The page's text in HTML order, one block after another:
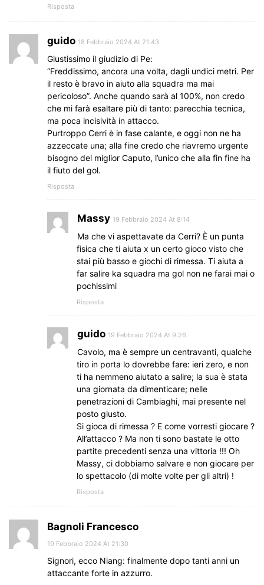
Risposta
guido 18 Febbraio 2024 At 21:43
Giustissimo il giudizio di Pe:
“Freddissimo, ancora una volta, dagli undici metri. Per
il resto è bravo in aiuto alla squadra ma mai
pericoloso”. Anche quando sarà al 100%, non credo
che mi farà esaltare più di tanto: parecchia tecnica,
ma poca incisività in attacco.
Purtroppo Cerri è in fase calante, e oggi non ne ha
azzeccate una; alla fine credo che riavremo urgente
bisogno del miglior Caputo, l’unico che alla fin fine ha
il fiuto del gol.
Risposta
Massy 19 Febbraio 2024 At 8:14
Ma che vi aspettavate da Cerri? È un punta
fisica che ti aiuta x un certo gioco visto che
stai più basso e giochi di rimessa. Ti aiuta a
far salire ka squadra ma gol non ne farai mai o
pochissimi
Risposta
guido 19 Febbraio 2024 At 9:26
Cavolo, ma è sempre un centravanti, qualche
tiro in porta lo dovrebbe fare: ieri zero, e non
ti ha nemmeno aiutato a salire; la sua è stata
una giornata da dimenticare; nelle
penetrazioni di Cambiaghi, mai presente nel
posto giusto.
Si gioca di rimessa ? E come vorresti giocare ?
All’attacco ? Ma non ti sono bastate le otto
partite precedenti senza una vittoria !!! Oh
Massy, ci dobbiamo salvare e non giocare per
lo spettacolo (di molte volte per gli altri) !
Risposta
Bagnoli Francesco
19 Febbraio 2024 At 21:30
Signori, ecco Niang: finalmente dopo tanti anni un
attaccante forte in azzurro.